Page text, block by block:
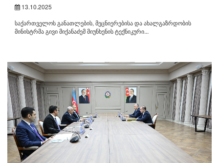
13.10.2025
საქართველოს განათლების, მეცნიერებისა და ახალგაზრდობის
მინისტრმა გივი მიქანაძემ მიუნხენის ტექნიკური...